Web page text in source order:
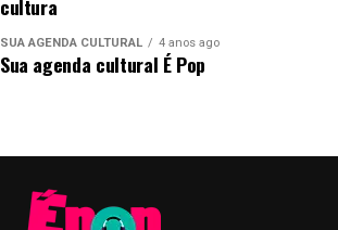
cultura
SUA AGENDA CULTURAL 4 anos ago
Sua agenda cultural É Pop